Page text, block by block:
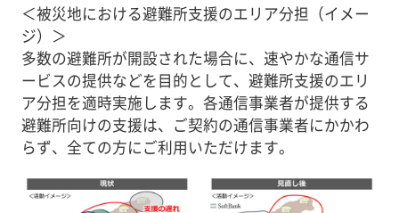
＜被災地における避難所支援のエリア分担（イメー
ジ）＞
多数の避難所が開設された場合に、速やかな通信サ
ービスの提供などを目的として、避難所支援のエリ
ア分担を適時実施します。各通信事業者が提供する
避難所向けの支援は、ご契約の通信事業者にかかわ
らず、全ての方にご利用いただけます。